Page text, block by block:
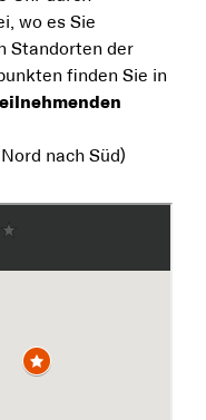
wo es Sie
Standorten der
finden Sie in
nach Süd)